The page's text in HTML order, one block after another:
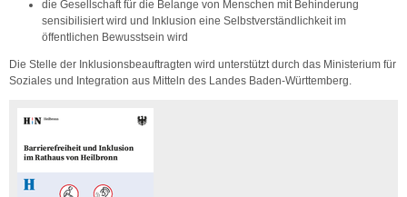
die Gesellschaft für die Belange von Menschen mit Behinderung
sensibilisiert wird und Inklusion eine Selbstverständlichkeit im
öffentlichen Bewusstsein wird
Die Stelle der Inklusionsbeauftragten wird unterstützt durch das Ministerium für
Soziales und Integration aus Mitteln des Landes Baden-Württemberg.